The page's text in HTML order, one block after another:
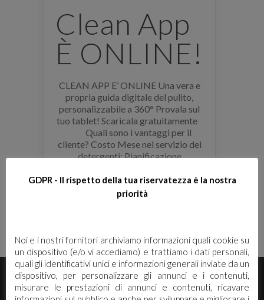
Clean App
È ONLINE!
CLEAN APP E’ ONLINE Una vera e
propria guida digitale del pulito,
personalizzabile a 360° Provala sul
tuo tablet! Scaricala gratuitamente
Quali sono i vantaggi per il
cliente? Costo Mese nel servizio dei
detergenti; Pianificazione
detergenti; Gestione
semplificata del magazzino dei
GDPR - Il rispetto della tua riservatezza è la nostra
priorità
Noi e i nostri fornitori archiviamo informazioni quali cookie su
un dispositivo (e/o vi accediamo) e trattiamo i dati personali,
quali gli identificativi unici e informazioni generali inviate da un
dispositivo, per personalizzare gli annunci e i contenuti,
misurare le prestazioni di annunci e contenuti, ricavare
×
E' necessario effettuare il login